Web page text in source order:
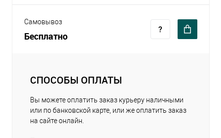
Самовывоз
Бесплатно
СПОСОБЫ ОПЛАТЫ
Вы можете оплатить заказ курьеру наличными
или по банковской карте, или же оплатить заказ
на сайте онлайн.